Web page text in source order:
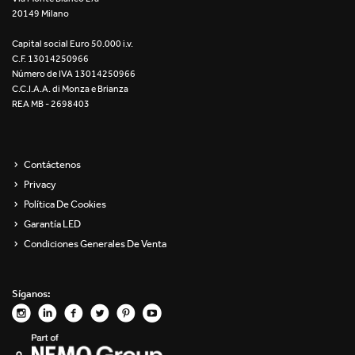
Re Low LED
Roll IOS
Unit 1X
Unit Channel
Unit Round
Yori Evo 48V
Yori Evo Box
20149 Milano
Capital social Euro 50.000 i.v.
C.F. 13014250966
Número de IVA 13014250966
C.C.I.A.A. di Monza e Brianza
REA MB - 2698403
Contáctenos
Privacy
Política De Cookies
Garantía LED
Condiciones Generales De Venta
Síganos: